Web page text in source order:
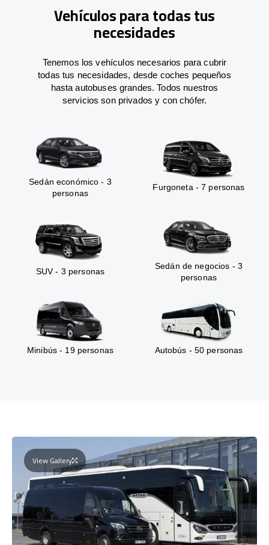
Vehículos para todas tus
necesidades
Tenemos los vehículos necesarios para cubrir
todas tus necesidades, desde coches pequeños
hasta autobuses grandes. Todos nuestros
servicios son privados y con chófer.
Sedán económico - 3
personas
Furgoneta - 7 personas
SUV - 3 personas
Sedán de negocios - 3
personas
Minibús - 19 personas Autobús - 50 personas
View Gallery